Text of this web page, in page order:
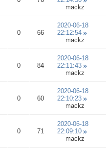
mackz
0 66
2020-06-18
22:12:54
mackz
0 84
2020-06-18
22:11:43
mackz
0 60
2020-06-18
22:10:23
mackz
0 71
2020-06-18
22:09:10
mackz